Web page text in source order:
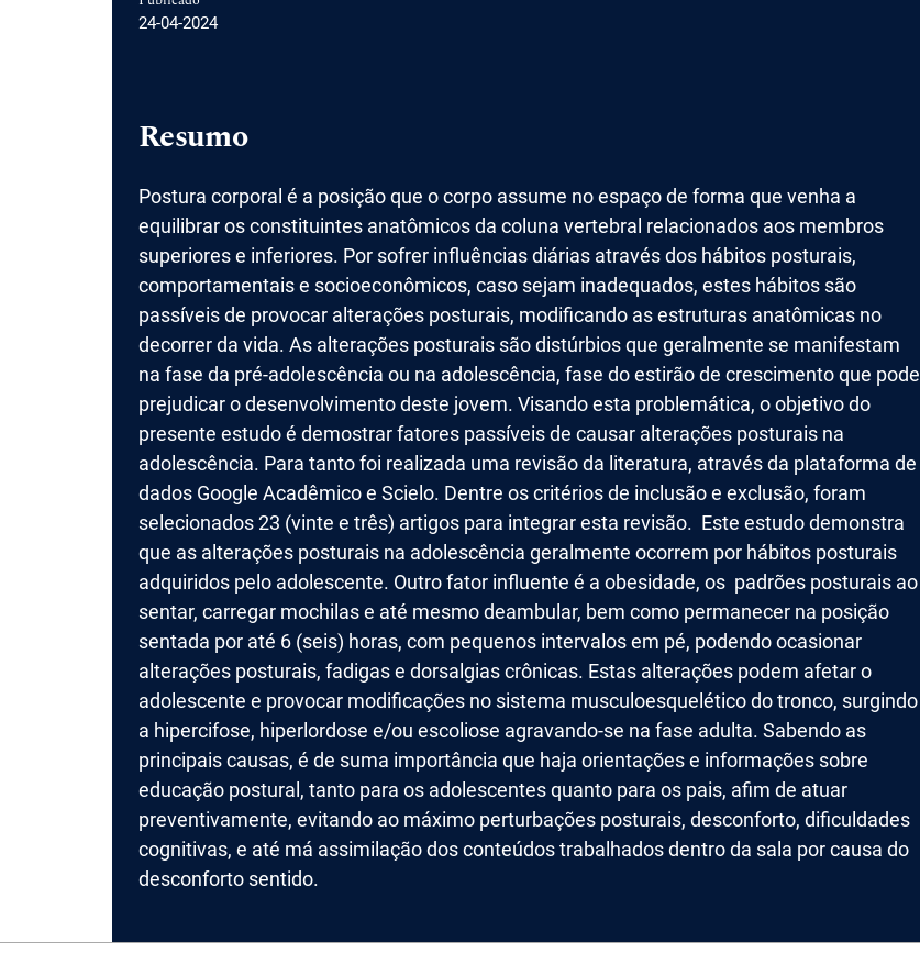
24-04-2024
Resumo
Postura corporal é a posição que o corpo assume no espaço de forma que venha a
equilibrar os constituintes anatômicos da coluna vertebral relacionados aos membros
superiores e inferiores. Por sofrer influências diárias através dos hábitos posturais,
comportamentais e socioeconômicos, caso sejam inadequados, estes hábitos são
passíveis de provocar alterações posturais, modificando as estruturas anatômicas no
decorrer da vida. As alterações posturais são distúrbios que geralmente se manifestam
na fase da pré-adolescência ou na adolescência, fase do estirão de crescimento que pode
prejudicar o desenvolvimento deste jovem. Visando esta problemática, o objetivo do
presente estudo é demostrar fatores passíveis de causar alterações posturais na
adolescência. Para tanto foi realizada uma revisão da literatura, através da plataforma de
dados Google Acadêmico e Scielo. Dentre os critérios de inclusão e exclusão, foram
selecionados 23 (vinte e três) artigos para integrar esta revisão. Este estudo demonstra
que as alterações posturais na adolescência geralmente ocorrem por hábitos posturais
adquiridos pelo adolescente. Outro fator influente é a obesidade, os padrões posturais ao
sentar, carregar mochilas e até mesmo deambular, bem como permanecer na posição
sentada por até 6 (seis) horas, com pequenos intervalos em pé, podendo ocasionar
alterações posturais, fadigas e dorsalgias crônicas. Estas alterações podem afetar o
adolescente e provocar modificações no sistema musculoesquelético do tronco, surgindo
a hipercifose, hiperlordose e/ou escoliose agravando-se na fase adulta. Sabendo as
principais causas, é de suma importância que haja orientações e informações sobre
educação postural, tanto para os adolescentes quanto para os pais, afim de atuar
preventivamente, evitando ao máximo perturbações posturais, desconforto, dificuldades
cognitivas, e até má assimilação dos conteúdos trabalhados dentro da sala por causa do
desconforto sentido.